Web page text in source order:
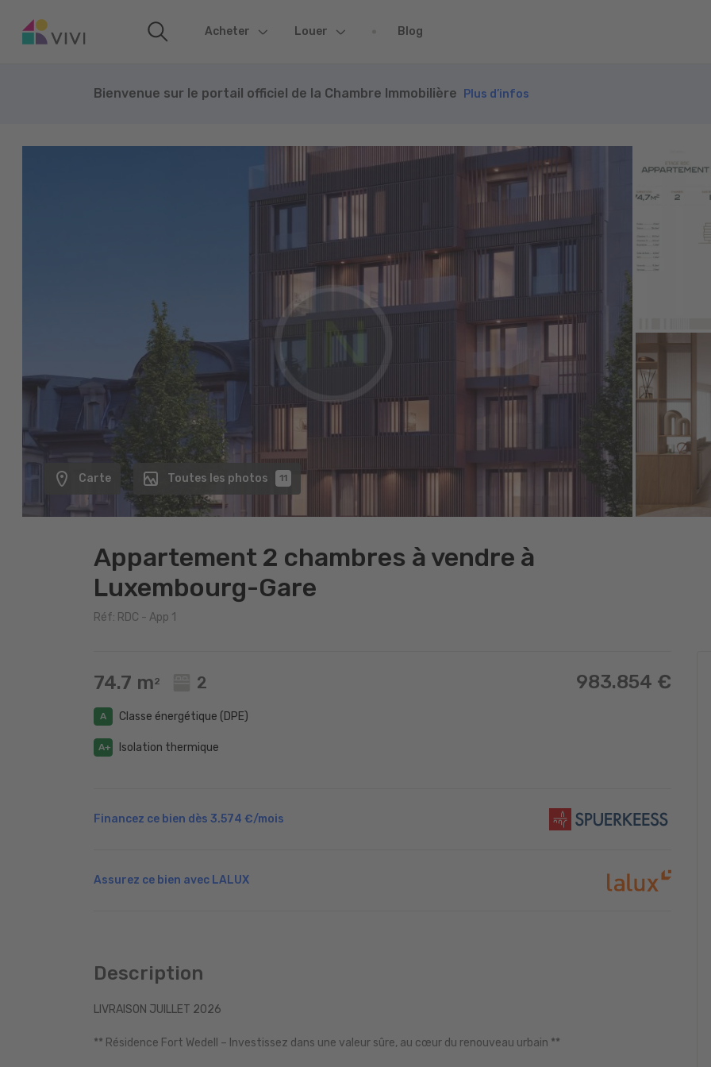
Acheter (current)Louer Blog
Bienvenue sur le portail officiel de la Chambre Immobilière Plus d’infos
Carte Toutes les photos 11
Appartement 2 chambres à vendre à
Luxembourg-Gare
Réf: RDC - App 1
983.854 €
74.7 m2 2
A Classe énergétique (DPE)
A+ Isolation thermique
Financez ce bien dès 3.574 €/mois
Assurez ce bien avec LALUX
Description
LIVRAISON JUILLET 2026
** Résidence Fort Wedell – Investissez dans une valeur sûre, au cœur du renouveau urbain **